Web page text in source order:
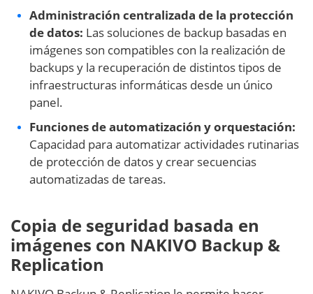
Administración centralizada de la protección
de datos: Las soluciones de backup basadas en
imágenes son compatibles con la realización de
backups y la recuperación de distintos tipos de
infraestructuras informáticas desde un único
panel.
Funciones de automatización y orquestación:
Capacidad para automatizar actividades rutinarias
de protección de datos y crear secuencias
automatizadas de tareas.
Copia de seguridad basada en
imágenes con NAKIVO Backup &
Replication